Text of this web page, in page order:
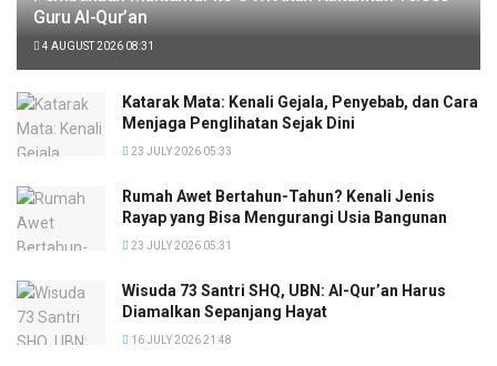
Guru Al-Qur’an
4 AUGUST 2026 08:31
Katarak Mata: Kenali Gejala, Penyebab, dan Cara
Menjaga Penglihatan Sejak Dini
23 JULY 2026 05:33
Rumah Awet Bertahun-Tahun? Kenali Jenis
Rayap yang Bisa Mengurangi Usia Bangunan
23 JULY 2026 05:31
Wisuda 73 Santri SHQ, UBN: Al-Qur’an Harus
Diamalkan Sepanjang Hayat
16 JULY 2026 21:48